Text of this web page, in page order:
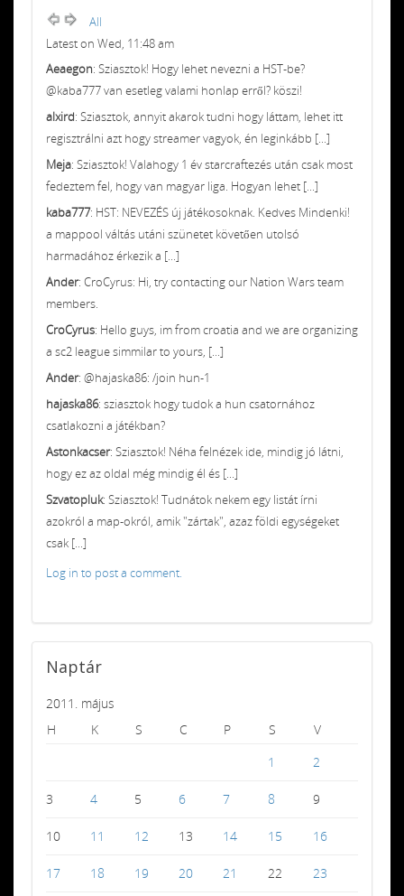
All
Latest on Wed, 11:48 am
Aeaegon: Sziasztok! Hogy lehet nevezni a HST-be?
@kaba777 van esetleg valami honlap erről? köszi!
alxird: Sziasztok, annyit akarok tudni hogy láttam, lehet itt
regisztrálni azt hogy streamer vagyok, én leginkább [...]
Meja: Sziasztok! Valahogy 1 év starcraftezés után csak most
fedeztem fel, hogy van magyar liga. Hogyan lehet [...]
kaba777: HST: NEVEZÉS új játékosoknak. Kedves Mindenki!
a mappool váltás utáni szünetet követően utolsó
harmadához érkezik a [...]
Ander: CroCyrus: Hi, try contacting our Nation Wars team
members.
CroCyrus: Hello guys, im from croatia and we are organizing
a sc2 league simmilar to yours, [...]
Ander: @hajaska86: /join hun-1
hajaska86: sziasztok hogy tudok a hun csatornához
csatlakozni a játékban?
Astonkacser: Sziasztok! Néha felnézek ide, mindig jó látni,
hogy ez az oldal még mindig él és [...]
Szvatopluk: Sziasztok! Tudnátok nekem egy listát írni
azokról a map-okról, amik "zártak", azaz földi egységeket
csak [...]
Log in to post a comment.
Naptár
2011. május
H
K S C P S
V
1
2
3 4 5 6 7 8 9
10 11 12 13 14 15 16
17 18 19 20 21 22 23